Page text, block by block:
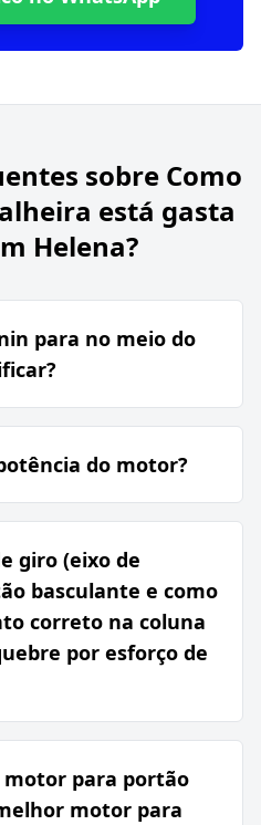
sobre Como
está gasta
Helena?
para no meio do
do motor?
giro (eixo de
basculante e como
correto na coluna
por esforço de
para portão
motor para